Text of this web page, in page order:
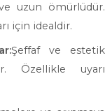
uzun ömürlüdür.
için idealdir.
Şeffaf ve estetik
Özellikle uyarı